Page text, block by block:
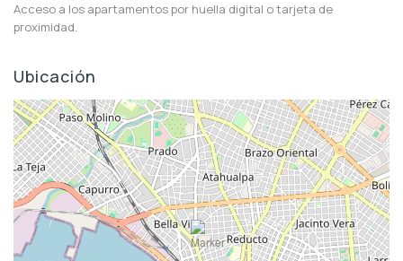
Acceso a los apartamentos por huella digital o tarjeta de
proximidad.
Ubicación